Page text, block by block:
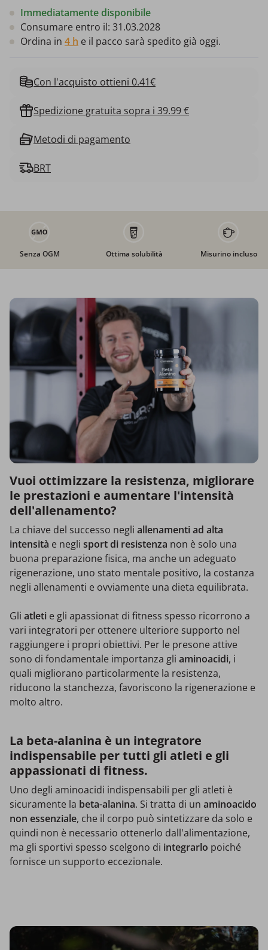
Immediatamente disponibile
Consumare entro il: 31.03.2028
Ordina in 4 h e il pacco sarà spedito già oggi.
Con l'acquisto ottieni 0.41€
Spedizione gratuita sopra i 39.99 €
Metodi di pagamento
BRT
Senza OGM Ottima solubilità Misurino incluso
Vuoi ottimizzare la resistenza, migliorare
le prestazioni e aumentare l'intensità
dell'allenamento?
La chiave del successo negli allenamenti ad alta
intensità e negli sport di resistenza non è solo una
buona preparazione fisica, ma anche un adeguato
rigenerazione, uno stato mentale positivo, la costanza
negli allenamenti e ovviamente una dieta equilibrata.
Gli atleti e gli apassionat di fitness spesso ricorrono a
vari integratori per ottenere ulteriore supporto nel
raggiungere i propri obiettivi. Per le presone attive
sono di fondamentale importanza gli aminoacidi, i
quali migliorano particolarmente la resistenza,
riducono la stanchezza, favoriscono la rigenerazione e
molto altro.
La beta-alanina è un integratore
indispensabile per tutti gli atleti e gli
appassionati di fitness.
Uno degli aminoacidi indispensabili per gli atleti è
sicuramente la beta-alanina. Si tratta di un aminoacido
non essenziale, che il corpo può sintetizzare da solo e
quindi non è necessario ottenerlo dall'alimentazione,
ma gli sportivi spesso scelgono di integrarlo poiché
fornisce un supporto eccezionale.